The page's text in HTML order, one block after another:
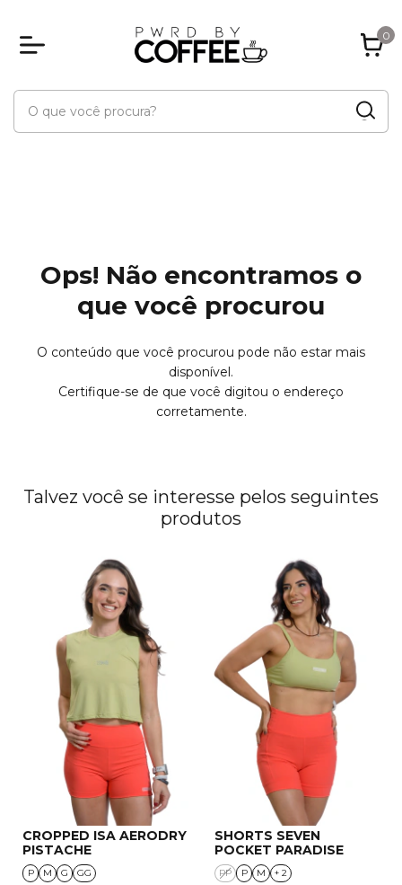
0
Ops! Não encontramos o
que você procurou
O conteúdo que você procurou pode não estar mais
disponível.
Certifique-se de que você digitou o endereço
corretamente.
Talvez você se interesse pelos seguintes
produtos
CROPPED ISA AERODRY
PISTACHE
P M G GG
SHORTS SEVEN
POCKET PARADISE
PP P M + 2